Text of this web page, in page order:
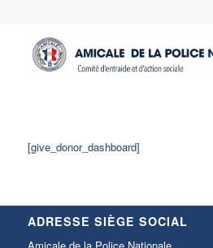
[give_donor_dashboard]
ADRESSE SIÈGE SOCIAL